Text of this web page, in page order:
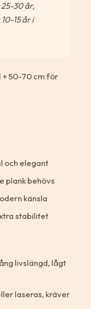
30 år,
15 år i
+ 50-70 cm för
och elegant
plank behövs
känsla
stabilitet
livslängd, lågt
laseras, kräver